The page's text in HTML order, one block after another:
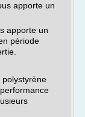
apporte un
apporte un
période
polystyrène